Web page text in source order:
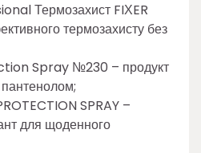
Термозахист FIХER
термозахисту без
Spray №230 – продукт
пантенолом;
SPRAY –
для щоденного